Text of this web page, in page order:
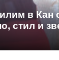
в Кан
стил и